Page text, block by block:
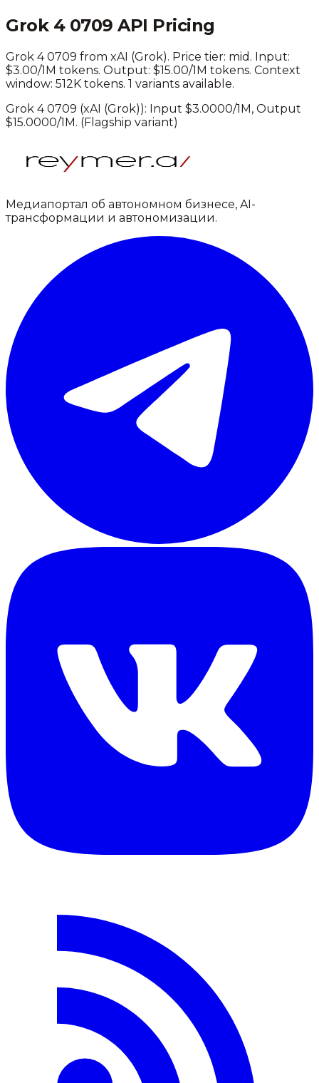
Grok 4 0709 API Pricing
Grok 4 0709 from xAI (Grok). Price tier: mid . Input:
$3.00/1M tokens. Output: $15.00/1M tokens. Context
window: 512K tokens. 1 variants available.
Grok 4 0709 (xAI (Grok)): Input $3.0000/1M, Output
$15.0000/1M. (Flagship variant)
Медиапортал об автономном бизнесе, AI-
трансформации и автономизации.